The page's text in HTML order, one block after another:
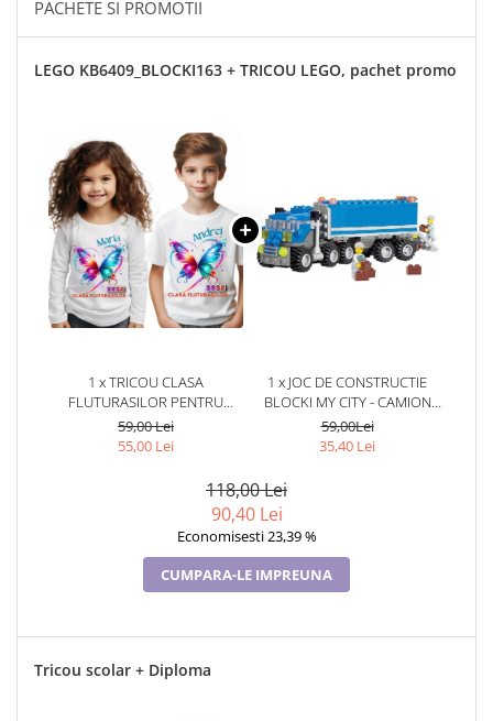
PACHETE SI PROMOTII
LEGO KB6409_BLOCKI163 + TRICOU LEGO, pachet promo
1 x TRICOU CLASA
FLUTURASILOR PENTRU
SCOALA SAU GRADINITA
59,00 Lei
55,00 Lei
1 x JOC DE CONSTRUCTIE
BLOCKI MY CITY - CAMION
(163 PIESE)
59,00Lei
35,40 Lei
118,00 Lei
90,40 Lei
Economisesti 23,39 %
CUMPARA-LE IMPREUNA
Tricou scolar + Diploma